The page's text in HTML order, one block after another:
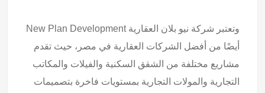
وتعتبر شركة نيو بلان العقارية New Plan Development
أيضًا من أفضل الشركات العقارية في مصر، حيث تقدم
مشاريع مختلفة من الشقق السكنية والفيلات والمكاتب
التجارية والمولات التجارية بمستويات فاخرة بتصميمات